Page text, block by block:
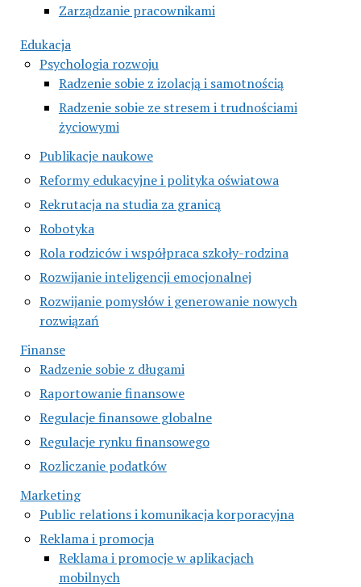
Zarządzanie pracownikami
Edukacja
Psychologia rozwoju
Radzenie sobie z izolacją i samotnością
Radzenie sobie ze stresem i trudnościami
życiowymi
Publikacje naukowe
Reformy edukacyjne i polityka oświatowa
Rekrutacja na studia za granicą
Robotyka
Rola rodziców i współpraca szkoły-rodzina
Rozwijanie inteligencji emocjonalnej
Rozwijanie pomysłów i generowanie nowych
rozwiązań
Finanse
Radzenie sobie z długami
Raportowanie finansowe
Regulacje finansowe globalne
Regulacje rynku finansowego
Rozliczanie podatków
Marketing
Public relations i komunikacja korporacyjna
Reklama i promocja
Reklama i promocje w aplikacjach
mobilnych